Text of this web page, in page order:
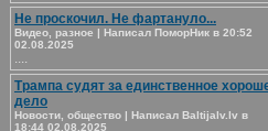
Не проскочил. Не фартануло...
Видео, разное | Написал ПоморНик в 20:52
02.08.2025
....
Трампа судят за единственное
дело
Новости, общество | Написал Baltijalv.lv в
18:44 02.08.2025